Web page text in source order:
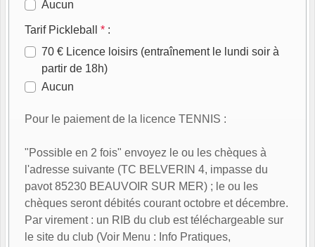
Aucun
Tarif Pickleball * :
70 € Licence loisirs (entraînement le lundi soir à
partir de 18h)
Aucun
Pour le paiement de la licence TENNIS :
"Possible en 2 fois" envoyez le ou les chèques à
l'adresse suivante (TC BELVERIN 4, impasse du
pavot 85230 BEAUVOIR SUR MER) ; le ou les
chèques seront débités courant octobre et décembre.
Par virement : un RIB du club est téléchargeable sur
le site du club (Voir Menu : Info Pratiques,